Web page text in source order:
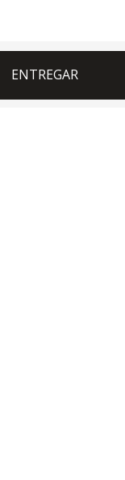
ENTREGAR